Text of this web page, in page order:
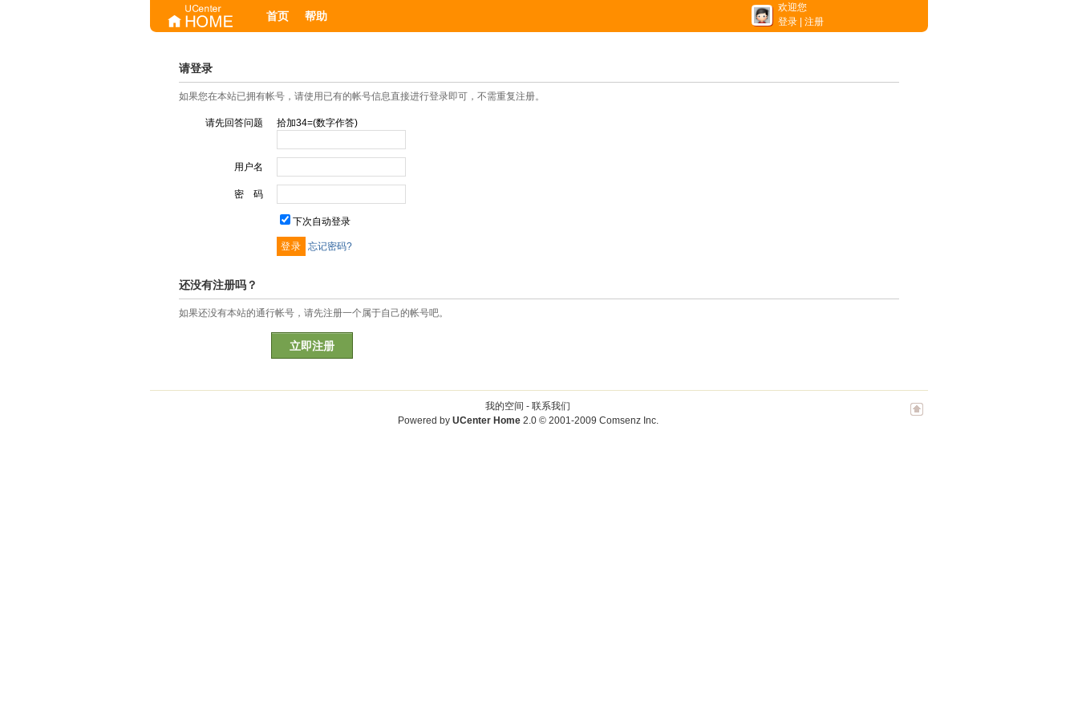
首页 帮助
欢迎您
登录
注册
请登录
如果您在本站已拥有帐号，请使用已有的帐号信息直接进行登录即可，不需重复注册。
请先回答问题 拾加34=(数字作答)
用户名
密 码
下次自动登录
忘记密码?
还没有注册吗？
如果还没有本站的通行帐号，请先注册一个属于自己的帐号吧。
立即注册
我的空间 - 联系我们
Powered by UCenter Home 2.0© 2001-2009 Comsenz Inc.